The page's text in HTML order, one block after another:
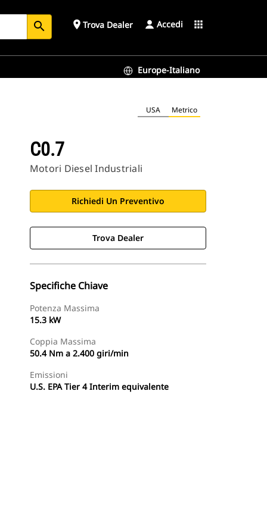
search place Trova Dealer Accedi apps
Europe-Italiano
USA Metrico
C0.7
Motori Diesel Industriali
Richiedi Un Preventivo
Trova Dealer
Specifiche Chiave
Potenza Massima
15.3 kW
Coppia Massima
50.4 Nm a 2.400 giri/min
Emissioni
U.S. EPA Tier 4 Interim equivalente